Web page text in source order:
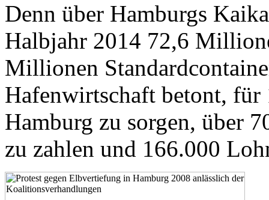
Denn über Hamburgs
Halbjahr 2014 72,6
Millionen
Hafenwirtschaft betont,
Hamburg zu sorgen, über
zu zahlen und 166.000